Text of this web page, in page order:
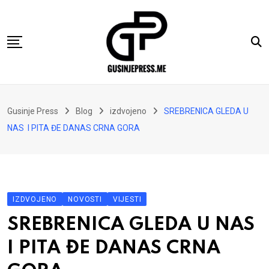
content
Vremeplov
Oglasi
Hajtarhana
Kontakt
Gusinje Press Blog izdvojeno
SREBRENICA GLEDA U
NAS I PITA ĐE DANAS CRNA GORA
IZDVOJENO NOVOSTI VIJESTI
SREBRENICA GLEDA U NAS
I PITA ĐE DANAS CRNA